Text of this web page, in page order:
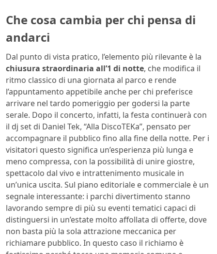
Che cosa cambia per chi pensa di
andarci
Dal punto di vista pratico, l’elemento più rilevante è la
chiusura straordinaria all’1 di notte, che modifica il
ritmo classico di una giornata al parco e rende
l’appuntamento appetibile anche per chi preferisce
arrivare nel tardo pomeriggio per godersi la parte
serale. Dopo il concerto, infatti, la festa continuerà con
il dj set di Daniel Tek, “Alla DiscoTEKa”, pensato per
accompagnare il pubblico fino alla fine della notte. Per i
visitatori questo significa un’esperienza più lunga e
meno compressa, con la possibilità di unire giostre,
spettacolo dal vivo e intrattenimento musicale in
un’unica uscita. Sul piano editoriale e commerciale è un
segnale interessante: i parchi divertimento stanno
lavorando sempre di più su eventi tematici capaci di
distinguersi in un’estate molto affollata di offerte, dove
non basta più la sola attrazione meccanica per
richiamare pubblico. In questo caso il richiamo è